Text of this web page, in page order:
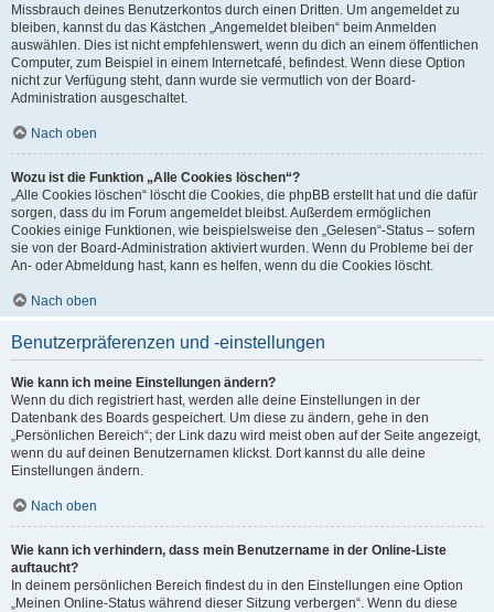
Missbrauch deines Benutzerkontos durch einen Dritten. Um angemeldet zu
bleiben, kannst du das Kästchen „Angemeldet bleiben“ beim Anmelden
auswählen. Dies ist nicht empfehlenswert, wenn du dich an einem öffentlichen
Computer, zum Beispiel in einem Internetcafé, befindest. Wenn diese Option
nicht zur Verfügung steht, dann wurde sie vermutlich von der Board-
Administration ausgeschaltet.
Nach oben
Wozu ist die Funktion „Alle Cookies löschen“?
„Alle Cookies löschen“ löscht die Cookies, die phpBB erstellt hat und die dafür
sorgen, dass du im Forum angemeldet bleibst. Außerdem ermöglichen
Cookies einige Funktionen, wie beispielsweise den „Gelesen“-Status – sofern
sie von der Board-Administration aktiviert wurden. Wenn du Probleme bei der
An- oder Abmeldung hast, kann es helfen, wenn du die Cookies löscht.
Nach oben
Benutzerpräferenzen und -einstellungen
Wie kann ich meine Einstellungen ändern?
Wenn du dich registriert hast, werden alle deine Einstellungen in der
Datenbank des Boards gespeichert. Um diese zu ändern, gehe in den
„Persönlichen Bereich“; der Link dazu wird meist oben auf der Seite angezeigt,
wenn du auf deinen Benutzernamen klickst. Dort kannst du alle deine
Einstellungen ändern.
Nach oben
Wie kann ich verhindern, dass mein Benutzername in der Online-Liste
auftaucht?
In deinem persönlichen Bereich findest du in den Einstellungen eine Option
„Meinen Online-Status während dieser Sitzung verbergen“. Wenn du diese